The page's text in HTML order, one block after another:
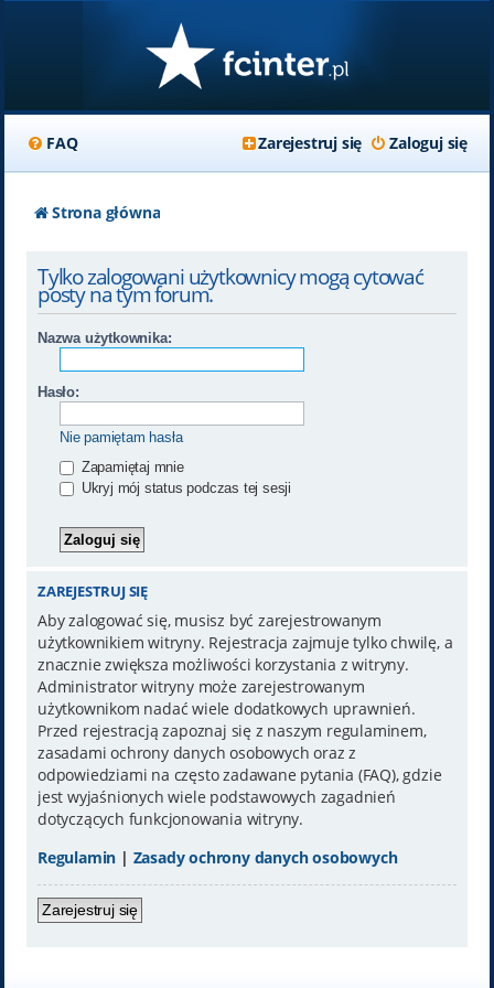
FAQ Zaloguj się
Zarejestruj się
Strona główna
Tylko zalogowani użytkownicy mogą cytować
posty na tym forum.
Nazwa użytkownika:
Hasło:
Nie pamiętam hasła
Zapamiętaj mnie
Ukryj mój status podczas tej sesji
ZAREJESTRUJ SIĘ
Aby zalogować się, musisz być zarejestrowanym
użytkownikiem witryny. Rejestracja zajmuje tylko chwilę, a
znacznie zwiększa możliwości korzystania z witryny.
Administrator witryny może zarejestrowanym
użytkownikom nadać wiele dodatkowych uprawnień.
Przed rejestracją zapoznaj się z naszym regulaminem,
zasadami ochrony danych osobowych oraz z
odpowiedziami na często zadawane pytania (FAQ), gdzie
jest wyjaśnionych wiele podstawowych zagadnień
dotyczących funkcjonowania witryny.
Regulamin | Zasady ochrony danych osobowych
Zarejestruj się